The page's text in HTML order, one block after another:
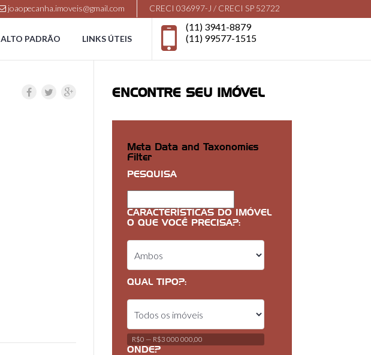
joaopecanha.imoveis@gmail.com CRECI 036997-J / CRECI SP 52722
(11) 3941-8879
(11) 99577-1515
ALTO PADRÃO LINKS ÚTEIS
ENCONTRE SEU IMÓVEL
Meta Data and Taxonomies
Filter
PESQUISA
CARACTERÍSTICAS DO IMÓVEL
O QUE VOCÊ PRECISA?:
QUAL TIPO?:
R$0 — R$3 000 000,00
ONDE?